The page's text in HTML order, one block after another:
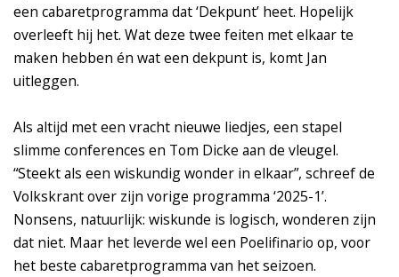
een cabaretprogramma dat ‘Dekpunt’ heet. Hopelijk
overleeft hij het. Wat deze twee feiten met elkaar te
maken hebben én wat een dekpunt is, komt Jan
uitleggen.
Als altijd met een vracht nieuwe liedjes, een stapel
slimme conferences en Tom Dicke aan de vleugel.
“Steekt als een wiskundig wonder in elkaar”, schreef de
Volkskrant over zijn vorige programma ‘2025-1’.
Nonsens, natuurlijk: wiskunde is logisch, wonderen zijn
dat niet. Maar het leverde wel een Poelifinario op, voor
het beste cabaretprogramma van het seizoen.